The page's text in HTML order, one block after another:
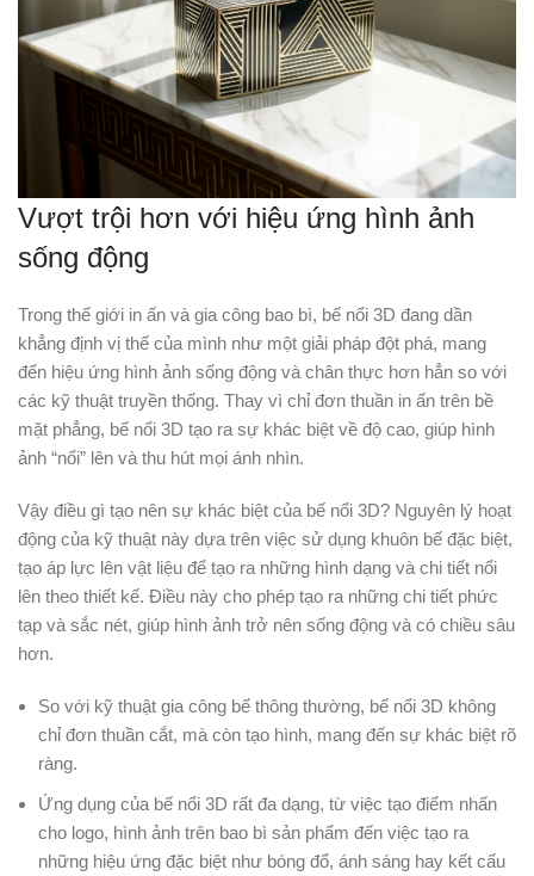
Vượt trội hơn với hiệu ứng hình ảnh
sống động
Trong thế giới in ấn và gia công bao bì, bế nổi 3D đang dần
khẳng định vị thế của mình như một giải pháp đột phá, mang
đến hiệu ứng hình ảnh sống động và chân thực hơn hẳn so với
các kỹ thuật truyền thống. Thay vì chỉ đơn thuần in ấn trên bề
mặt phẳng, bế nổi 3D tạo ra sự khác biệt về độ cao, giúp hình
ảnh “nổi” lên và thu hút mọi ánh nhìn.
Vậy điều gì tạo nên sự khác biệt của bế nổi 3D? Nguyên lý hoạt
động của kỹ thuật này dựa trên việc sử dụng khuôn bế đặc biệt,
tạo áp lực lên vật liệu để tạo ra những hình dạng và chi tiết nổi
lên theo thiết kế. Điều này cho phép tạo ra những chi tiết phức
tạp và sắc nét, giúp hình ảnh trở nên sống động và có chiều sâu
hơn.
So với kỹ thuật gia công bế thông thường, bế nổi 3D không
chỉ đơn thuần cắt, mà còn tạo hình, mang đến sự khác biệt rõ
ràng.
Ứng dụng của bế nổi 3D rất đa dạng, từ việc tạo điểm nhấn
cho logo, hình ảnh trên bao bì sản phẩm đến việc tạo ra
những hiệu ứng đặc biệt như bóng đổ, ánh sáng hay kết cấu